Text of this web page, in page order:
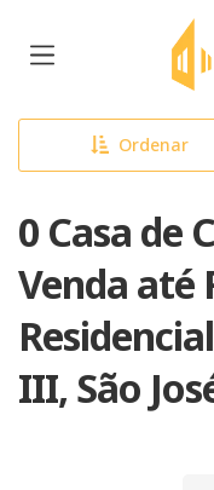
Ordenar
0 Casa de
Venda até
III, São